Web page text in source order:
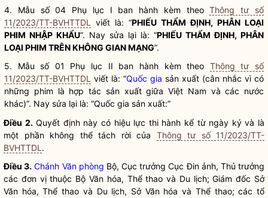
4. Mẫu số 04 Phụ lục I ban hành kèm theoThông tư số
11/2023/TT-BVHTTDL
viết là: “PHIẾU THẨM ĐỊNH, PHÂN LOẠI
PHIM NHẬP KHẨU”. Nay sửa lại là: “PHIẾU THẨM ĐỊNH, PHÂN
LOẠI PHIM TRÊN KHÔNG GIAN MẠNG”.
5. Mẫu số 01 Phụ lục II ban hành kèm theo Thông tư số
11/2023/TT-BVHTTDL viết là: “Quốc gia sản xuất (cân nhắc vì có
những phim là hợp tác sản xuất giữa Việt Nam và các nước
khác)”. Nay sửa lại là: “Quốc gia sản xuất:”
Điều 2.Quyết định này có hiệu lực thi hành kể từ ngày ký và là
một phần không thể tách rời của Thông tư số 11/2023/TT-
BVHTTDL .
Điều 3. Chánh Văn phòng Bộ, Cục trưởng Cục Đin ảnh, Thủ trưởng
các đơn vị thuộc Bộ Văn hóa, Thể thao và Du lịch; Giám đốc Sở
Văn hóa, Thể thao và Du lịch, Sở Văn hóa và Thể thao; các tổ